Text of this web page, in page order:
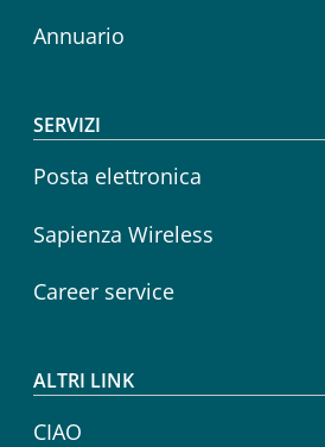
Annuario
SERVIZI
Posta elettronica
Sapienza Wireless
Career service
ALTRI LINK
CIAO